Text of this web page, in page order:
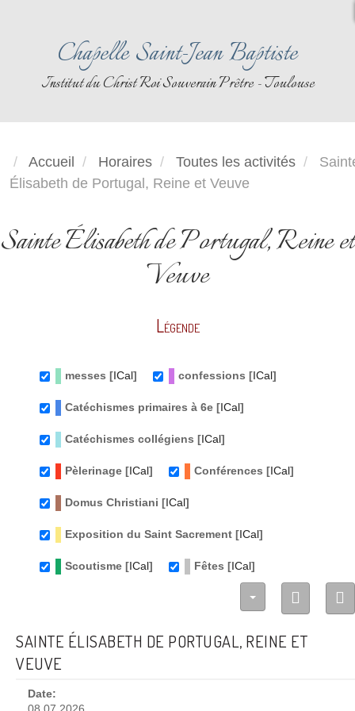
Chapelle Saint-Jean Baptiste
Institut du Christ Roi Souverain Prêtre - Toulouse
Accueil Horaires Toutes les activités
Élisabeth de Portugal, Reine et Veuve
Sainte Élisabeth de Portugal, Reine et
Veuve
Légende
messes [ ICal ] confessions [ ICal ]
Catéchismes primaires à 6e [ ICal ]
Catéchismes collégiens [ ICal ]
Pèlerinage [ ICal ] Conférences [ ICal ]
Domus Christiani [ ICal ]
Exposition du Saint Sacrement [ ICal ]
Scoutisme [ ICal ] Fêtes [ ICal ]
SAINTE ÉLISABETH DE PORTUGAL, REINE ET
VEUVE
Date: